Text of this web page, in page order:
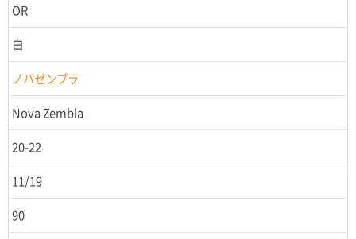
OR
白
ノバゼンブラ
Nova Zembla
20-22
11/19
90